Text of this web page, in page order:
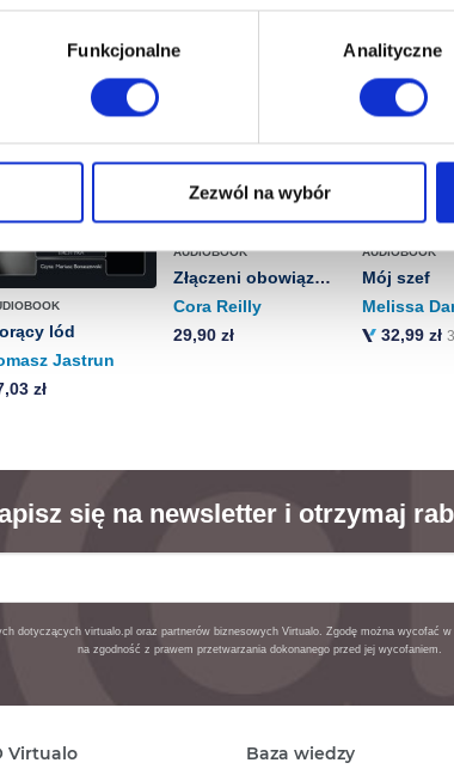
do prawidłowego i bezpiecznego działania
Twoje doświadczenia jeśli jesteś naszym
znajdziesz w naszejPolityce prywatności.
Funkcjonalne Analityczne
Zezwól na wybór
lód
Jastrun
zł
AUDIOBOOK
Złączeni obowiązkiem
Cora Reilly
29,90 zł
AUDIOBOOK
Mój szef
Melissa
32,99 zł
się na newsletter i otrzymaj
dotyczących virtualo.pl oraz partnerów biznesowych Virtualo. Zgodę można wycofać
na zgodność z prawem przetwarzania dokonanego przed jej wycofaniem.
Virtualo Baza wiedzy